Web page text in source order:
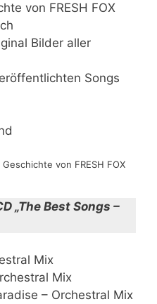
von FRESH FOX
Bilder aller
Songs
von FRESH FOX
„The Best Songs –
Mix
Mix
– Orchestral Mix